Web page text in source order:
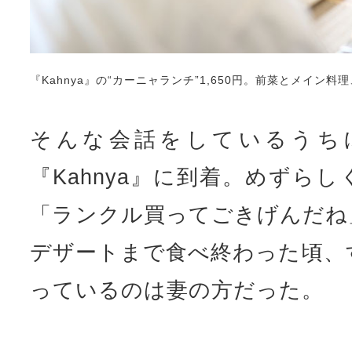
『Kahnya』の“カーニャランチ”1,650円。前菜とメイン料
そんな会話をしているうち
『Kahnya』に到着。めずら
「ランクル買ってごきげんだ
デザートまで食べ終わった頃
っているのは妻の方だった。